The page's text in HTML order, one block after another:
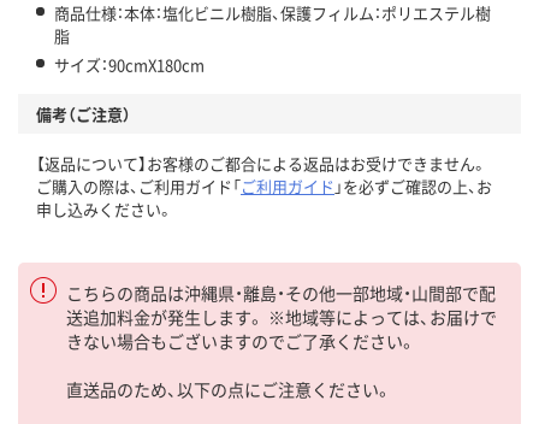
商品仕様：本体：塩化ビニル樹脂、保護フィルム：ポリエステル樹
脂
サイズ：90cmX180cm
備考（ご注意）
【返品について】お客様のご都合による返品はお受けできません。
ご購入の際は、ご利用ガイド「ご利用ガイド 」を必ずご確認の上、お
申し込みください。
こちらの商品は沖縄県・離島・その他一部地域・山間部で配
送追加料金が発生します。 ※地域等によっては、お届けで
きない場合もございますのでご了承ください。
直送品のため、以下の点にご注意ください。